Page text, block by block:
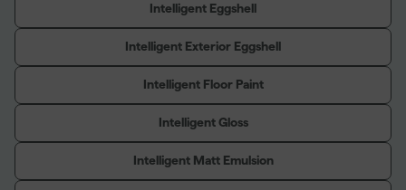
Intelligent Eggshell
Intelligent Exterior Eggshell
Intelligent Floor Paint
Intelligent Gloss
Intelligent Matt Emulsion